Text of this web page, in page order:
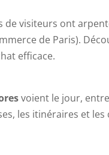
de visiteurs ont
de Paris).
efficace.
voient le jour,
les itinéraires et